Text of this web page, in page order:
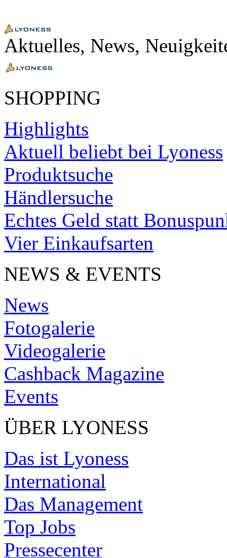
Aktuelles, News,
SHOPPING
Highlights
Aktuell beliebt bei Lyoness
Produktsuche
Händlersuche
Echtes Geld statt
Vier Einkaufsarten
NEWS & EVENTS
News
Fotogalerie
Videogalerie
Cashback Magazine
Events
ÜBER LYONESS
Das ist Lyoness
International
Das Management
Top Jobs
Pressecenter